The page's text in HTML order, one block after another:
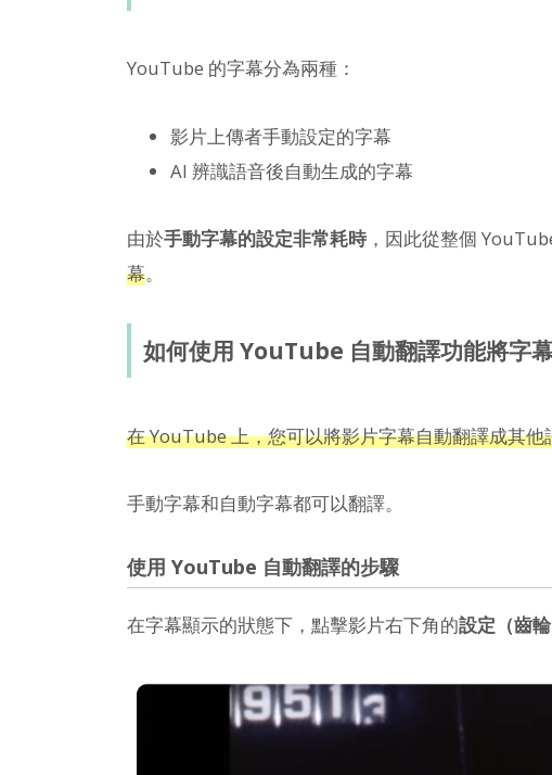
YouTube 的字幕分為兩種：
影片上傳者手動設定的字幕
AI 辨識語音後自動生成的字幕
由於手動字幕的設定非常耗時 ，因此從整個
幕。
如何使用 YouTube 自動翻譯功能將字
在 YouTube 上，您可以將影片字幕自動翻譯成其他
手動字幕和自動字幕都可以翻譯。
使用 YouTube 自動翻譯的步驟
在字幕顯示的狀態下，點擊影片右下角的設定（齒輪